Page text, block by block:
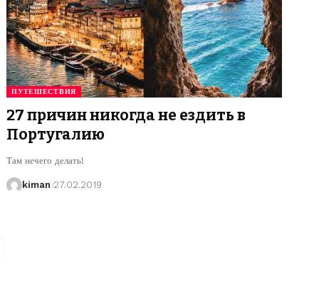
ПУТЕШЕСТВИЯ
27 причин никогда не ездить в
Португалию
Там нечего делать!
kiman 27.02.2019